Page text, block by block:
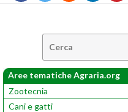
Aree tematiche Agraria.org
Zootecnia
Cani e gatti